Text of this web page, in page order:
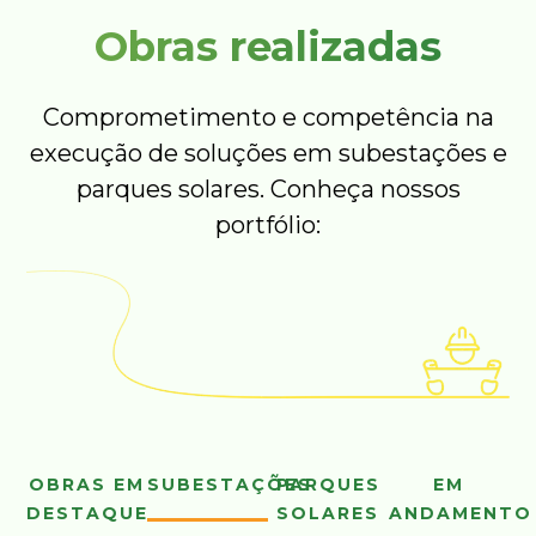
Obras realizadas
Comprometimento e competência na
execução de soluções em subestações e
parques solares. Conheça nossos
portfólio:
OBRAS EM
DESTAQUE
SUBESTAÇÕESPARQUES
SOLARES
EM
ANDAMENTO